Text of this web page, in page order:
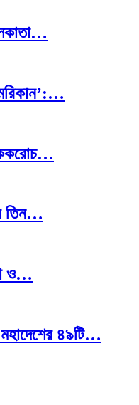
তিন…
ও…
৪৯টি…